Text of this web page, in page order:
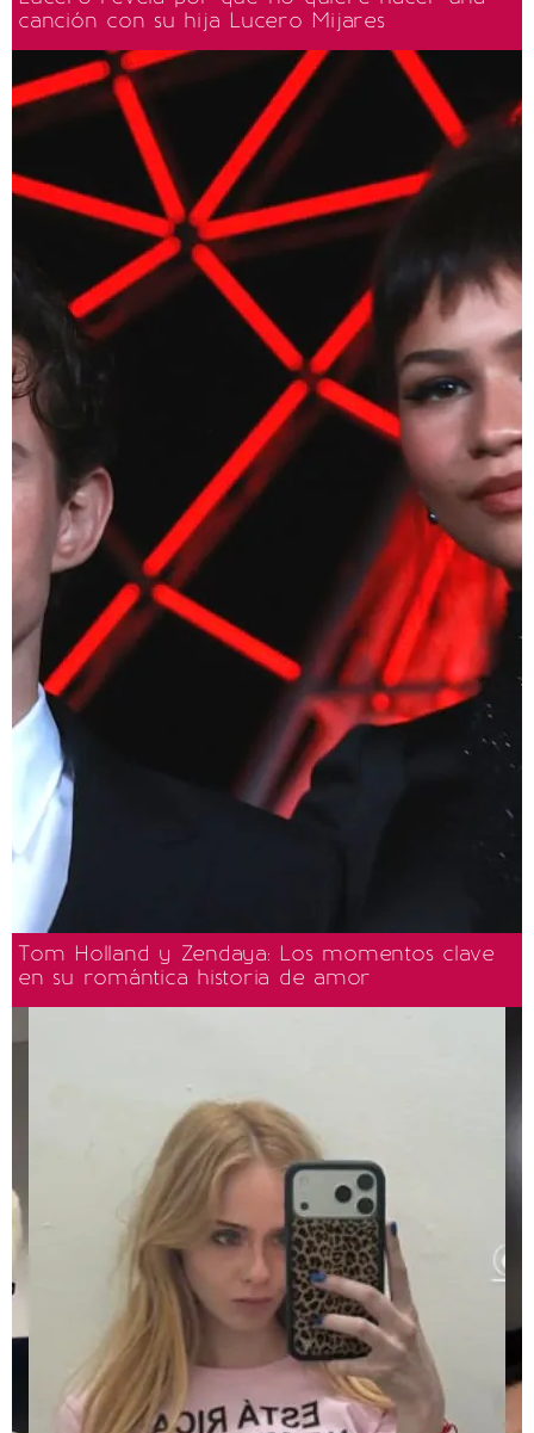
canción con su hija Lucero Mijares
Tom Holland y Zendaya: Los momentos clave
en su romántica historia de amor